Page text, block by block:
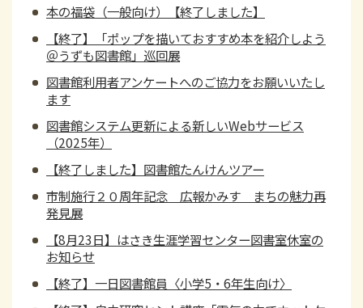
本の福袋（一般向け）【終了しました】
【終了】「ポップを描いておすすめ本を紹介しよう
＠うずも図書館」巡回展
図書館利用者アンケートへのご協力をお願いいたし
ます
図書館システム更新による新しいWebサービス
（2025年）
【終了しました】図書館たんけんツアー
市制施行２０周年記念 広報かみす まちの魅力再
発見展
【8月23日】はさき生涯学習センター図書室休室の
お知らせ
【終了】一日図書館員〈小学5・6年生向け〉